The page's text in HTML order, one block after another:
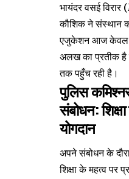
भायंदर वसई
कौशिक ने संस्थान
एजुकेशन आज केवल
अलख का प्रतीक है
तक पहुँच रही है।
पुलिस
संबोधन:
योगदान
अपने संबोधन के
शिक्षा के महत्व पर